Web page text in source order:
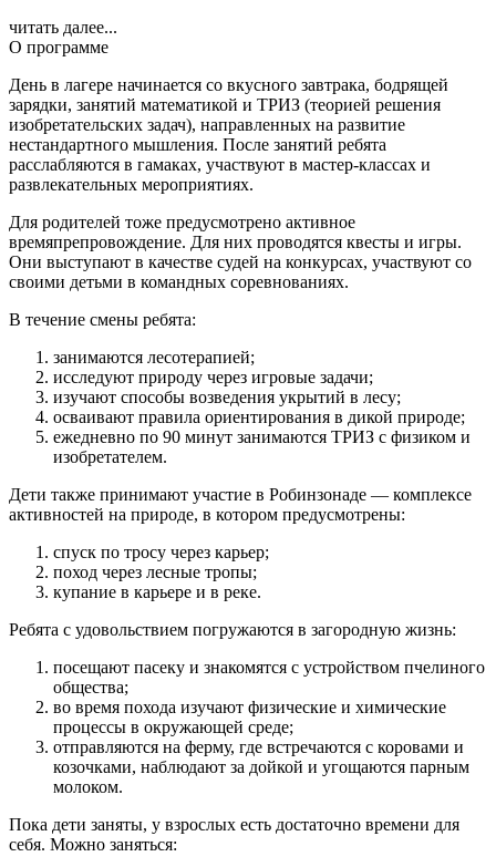
читать далее...
О программе
День в лагере начинается со вкусного завтрака, бодрящей
зарядки, занятий математикой и ТРИЗ (теорией решения
изобретательских задач), направленных на развитие
нестандартного мышления. После занятий ребята
расслабляются в гамаках, участвуют в мастер-классах и
развлекательных мероприятиях.
Для родителей тоже предусмотрено активное
времяпрепровождение. Для них проводятся квесты и игры.
Они выступают в качестве судей на конкурсах, участвуют со
своими детьми в командных соревнованиях.
В течение смены ребята:
занимаются лесотерапией;
исследуют природу через игровые задачи;
изучают способы возведения укрытий в лесу;
осваивают правила ориентирования в дикой природе;
ежедневно по 90 минут занимаются ТРИЗ с физиком и
изобретателем.
Дети также принимают участие в Робинзонаде — комплексе
активностей на природе, в котором предусмотрены:
спуск по тросу через карьер;
поход через лесные тропы;
купание в карьере и в реке.
Ребята с удовольствием погружаются в загородную жизнь:
посещают пасеку и знакомятся с устройством пчелиного
общества;
во время похода изучают физические и химические
процессы в окружающей среде;
отправляются на ферму, где встречаются с коровами и
козочками, наблюдают за дойкой и угощаются парным
молоком.
Пока дети заняты, у взрослых есть достаточно времени для
себя. Можно заняться: